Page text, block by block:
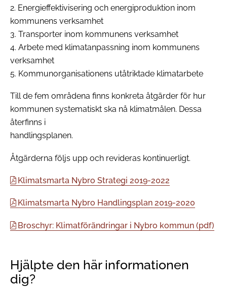
2. Energieffektivisering och energiproduktion inom
kommunens verksamhet
3. Transporter inom kommunens verksamhet
4. Arbete med klimatanpassning inom kommunens
verksamhet
5. Kommunorganisationens utåtriktade klimatarbete
Till de fem områdena finns konkreta åtgärder för hur
kommunen systematiskt ska nå klimatmålen. Dessa
återfinns i
handlingsplanen.
Åtgärderna följs upp och revideras kontinuerligt.
Klimatsmarta Nybro Strategi 2019-2022
Klimatsmarta Nybro Handlingsplan 2019-2020
Broschyr: Klimatförändringar i Nybro kommun (pdf)
Hjälpte den här informationen
dig?